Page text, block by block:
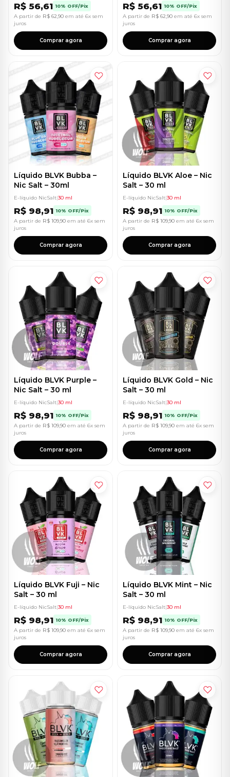
R$ 56,61 10% OFF/Pix
A partir de R$ 62,90 em até 6x sem
juros
Comprar agora
R$ 56,61 10% OFF/Pix
A partir de R$ 62,90 em até 6x sem
juros
Comprar agora
Líquido BLVK Bubba –
Nic Salt – 30ml
E-líquido NicSalt|30 ml
R$ 98,91 10% OFF/Pix
A partir de R$ 109,90 em até 6x sem
juros
Comprar agora
Líquido BLVK Aloe – Nic
Salt – 30 ml
E-líquido NicSalt|30 ml
R$ 98,91 10% OFF/Pix
A partir de R$ 109,90 em até 6x sem
juros
Comprar agora
Líquido BLVK Purple –
Nic Salt – 30 ml
E-líquido NicSalt|30 ml
R$ 98,91 10% OFF/Pix
A partir de R$ 109,90 em até 6x sem
juros
Comprar agora
Líquido BLVK Gold – Nic
Salt – 30 ml
E-líquido NicSalt|30 ml
R$ 98,91 10% OFF/Pix
A partir de R$ 109,90 em até 6x sem
juros
Comprar agora
Líquido BLVK Fuji – Nic
Salt – 30 ml
E-líquido NicSalt|30 ml
R$ 98,91 10% OFF/Pix
A partir de R$ 109,90 em até 6x sem
juros
Comprar agora
Líquido BLVK Mint – Nic
Salt – 30 ml
E-líquido NicSalt|30 ml
R$ 98,91 10% OFF/Pix
A partir de R$ 109,90 em até 6x sem
juros
Comprar agora